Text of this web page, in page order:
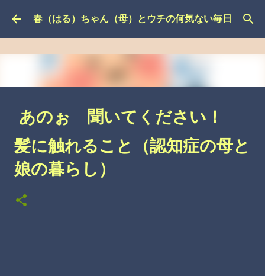
スキップしてメイン コンテンツに移動
春（はる）ちゃん（母）とウチの何気ない毎日
あのぉ 聞いてください！
その３（認知症の母と娘の暮
らし）
髪に触れること（認知症の母と
娘の暮らし）